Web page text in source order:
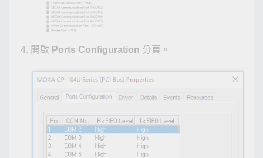
開啟 Ports Configuration 分頁。